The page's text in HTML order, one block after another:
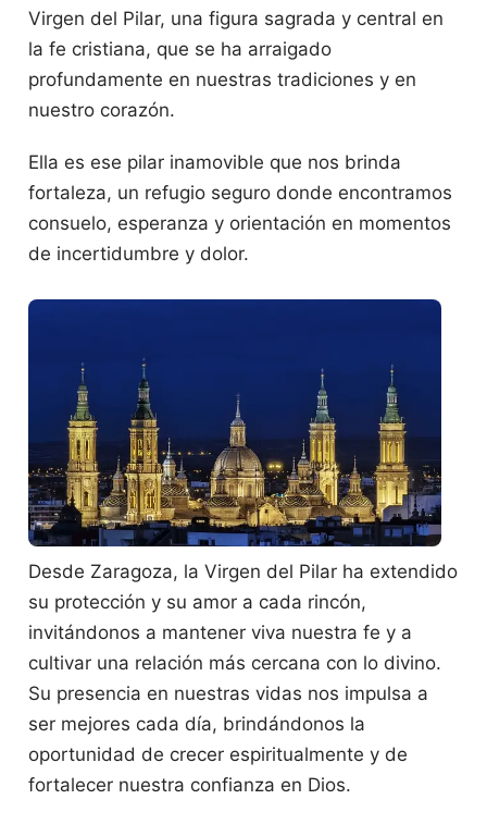
Virgen del Pilar, una figura sagrada y central en
la fe cristiana, que se ha arraigado
profundamente en nuestras tradiciones y en
nuestro corazón.
Ella es ese pilar inamovible que nos brinda
fortaleza, un refugio seguro donde encontramos
consuelo, esperanza y orientación en momentos
de incertidumbre y dolor.
Desde Zaragoza, la Virgen del Pilar ha extendido
su protección y su amor a cada rincón,
invitándonos a mantener viva nuestra fe y a
cultivar una relación más cercana con lo divino.
Su presencia en nuestras vidas nos impulsa a
ser mejores cada día, brindándonos la
oportunidad de crecer espiritualmente y de
fortalecer nuestra confianza en Dios.